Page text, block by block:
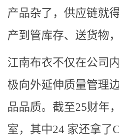
产品杂了，供应链就
产到管库存、送货物
江南布衣不仅在公司
极向外延伸质量管理
品品质。截至25财年
室，其中24 家还拿了